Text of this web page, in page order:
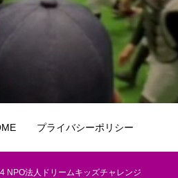
プライバシーポリシー
NPO法人ドリームキッズチャレンジ